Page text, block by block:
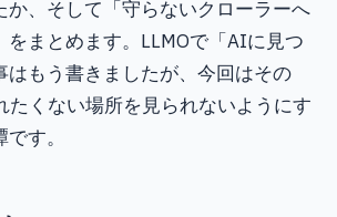
か、そして「守らないクローラーへ
をまとめます。LLMOで「AIに見つ
はもう書きましたが、今回はその
たくない場所を見られないようにす
す。